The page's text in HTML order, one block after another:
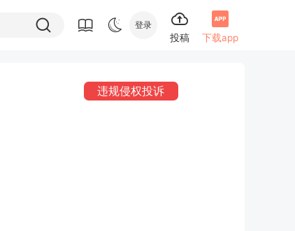
登录
投稿 下载app
违规侵权投诉